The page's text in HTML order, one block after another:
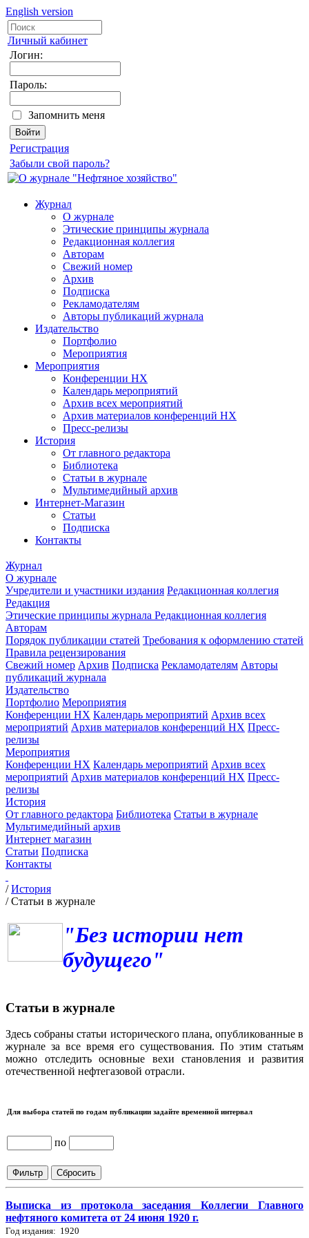
English version
Личный кабинет
Логин:
Пароль:
Запомнить меня
Регистрация
Забыли свой пароль?
Журнал
О журнале
Этические принципы журнала
Редакционная коллегия
Авторам
Свежий номер
Архив
Подписка
Рекламодателям
Авторы публикаций журнала
Издательство
Портфолио
Мероприятия
Мероприятия
Конференции НХ
Календарь мероприятий
Архив всех мероприятий
Архив материалов конференций НХ
Пресс-релизы
История
От главного редактора
Библиотека
Статьи в журнале
Мультимедийный архив
Интернет-Магазин
Статьи
Подписка
Контакты
Журнал
О журнале
Учредители и участники издания Редакционная коллегия
Редакция
Этические принципы журнала Редакционная коллегия
Авторам
Порядок публикации статей Требования к оформлению статей
Правила рецензирования
Свежий номер Архив Подписка Рекламодателям Авторы
публикаций журнала
Издательство
Портфолио Мероприятия
Конференции НХ Календарь мероприятий Архив всех
мероприятий Архив материалов конференций НХ Пресс-
релизы
Мероприятия
Конференции НХ Календарь мероприятий Архив всех
мероприятий Архив материалов конференций НХ Пресс-
релизы
История
От главного редактора Библиотека Статьи в журнале
Мультимедийный архив
Интернет магазин
Статьи Подписка
Контакты
/История
/Статьи в журнале
"Без истории нет
будущего"
Статьи в журнале
Здесь собраны статьи исторического плана, опубликованные в
журнале за все время его существования. По этим статьям
можно отследить основные вехи становления и развития
отечественной нефтегазовой отрасли.
Для выбора статей по годам публикации задайте временной интервал
по
Выписка из протокола заседания Коллегии Главного
нефтяного комитета от 24 июня 1920 г.
Год издания: 1920